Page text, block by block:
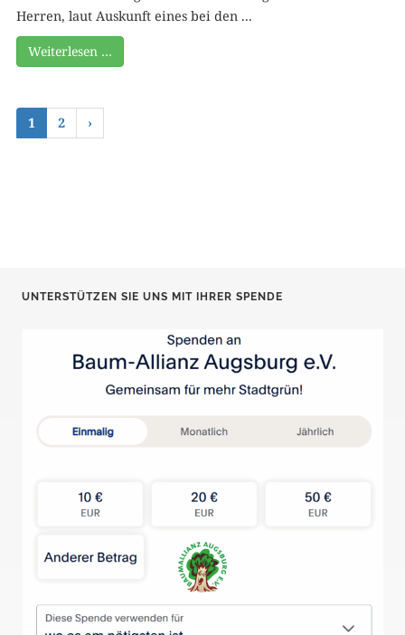
Herren, laut Auskunft eines bei den ...
Weiterlesen …
1 2 ›
UNTERSTÜTZEN SIE UNS MIT IHRER SPENDE